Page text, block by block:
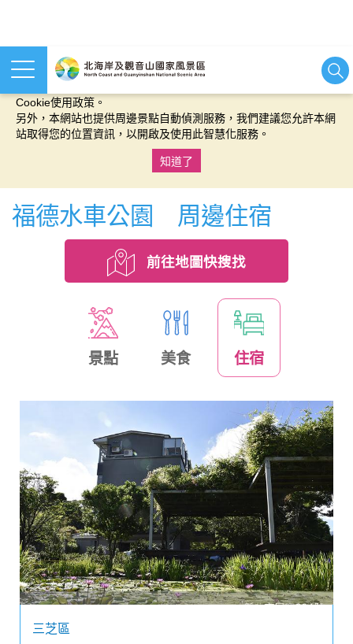
本網站使用cookies等相關技術以持續優化網站服務，並有助於為
Cookie使用政策。
另外，本網站也提供周邊景點自動偵測服務，我們建議您允許本網
站取得您的位置資訊，以開啟及使用此智慧化服務。
知道了
福德水車公園 周邊住宿
前往地圖快搜找
景點 美食 住宿
三芝區